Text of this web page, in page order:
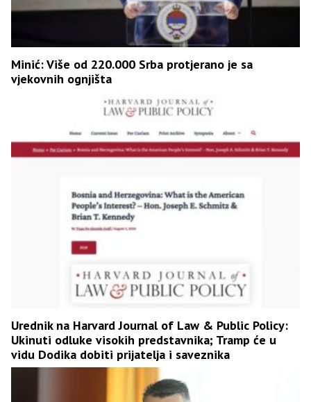
Minić: Više od 220.000 Srba protjerano je sa
vjekovnih ognjišta
Urednik na Harvard Journal of Law & Public Policy:
Ukinuti odluke visokih predstavnika; Tramp će u
vidu Dodika dobiti prijatelja i saveznika